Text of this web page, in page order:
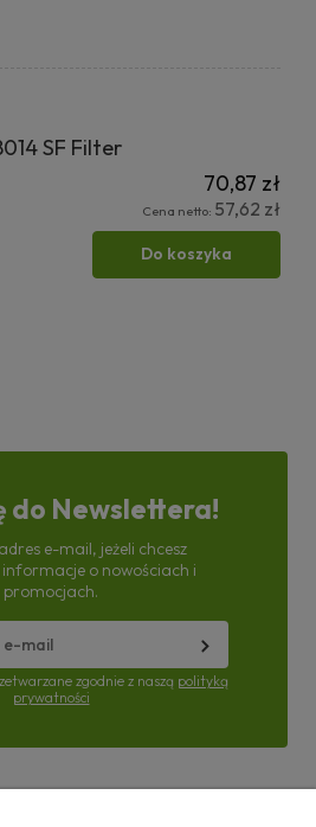
SF Filter
70,87 zł
Cena netto: 57,62 zł
Do koszyka
do Newslettera!
e-mail, jeżeli chcesz
o nowościach i
promocjach.
zgodnie z naszą polityką
prywatności